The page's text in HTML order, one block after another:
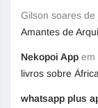
Gilson soares de
Amantes de
Nekopoi App em
livros sobre
whatsapp plus